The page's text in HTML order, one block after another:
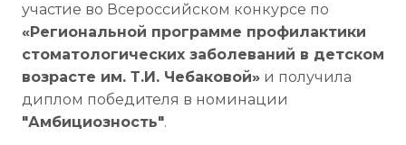
участие во Всероссийском конкурсе по
«Региональной программе профилактики
стоматологических заболеваний в детском
возрасте им. Т.И. Чебаковой» и получила
диплом победителя в номинации
"Амбициозность".